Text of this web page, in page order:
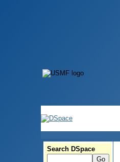
Search DSpace